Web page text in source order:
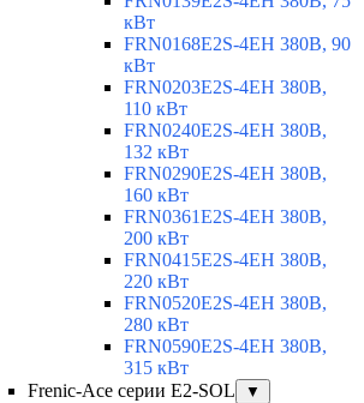
кВт
FRN0168E2S-4EH 380В, 90
кВт
FRN0203E2S-4EH 380В,
110 кВт
FRN0240E2S-4EH 380В,
132 кВт
FRN0290E2S-4EH 380В,
160 кВт
FRN0361E2S-4EH 380В,
200 кВт
FRN0415E2S-4EH 380В,
220 кВт
FRN0520E2S-4EH 380В,
280 кВт
FRN0590E2S-4EH 380В,
315 кВт
Frenic-Ace серии E2-SOL
▼